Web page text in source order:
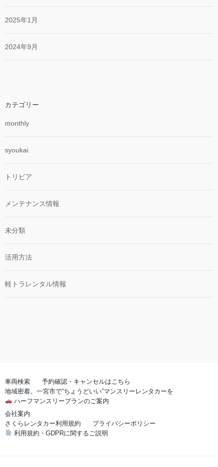
2025年1月
2024年9月
カテゴリー
monthly
syoukai
トリビア
メンテナンス情報
未分類
活用方法
軽トラレンタル情報
車両検索
予約確認・キャンセルはこちら
地域密着。一宮市で“ちょうどいい”マンスリーレンタカーを
ハーフマンスリープランのご案内
会社案内
さくらレンタカー利用規約
プライバシーポリシー
利用規約・GDPRに関するご説明